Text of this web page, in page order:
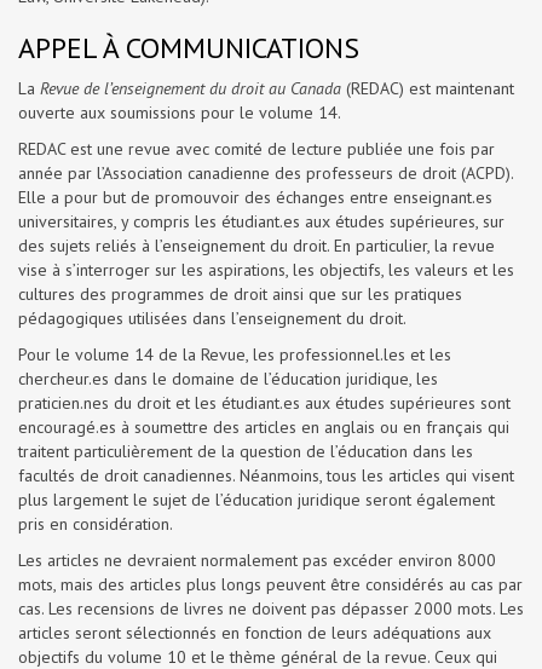
APPEL À COMMUNICATIONS
La Revue de l’enseignement du droit au Canada (REDAC) est maintenant
ouverte aux soumissions pour le volume 14.
REDAC est une revue avec comité de lecture publiée une fois par
année par l’Association canadienne des professeurs de droit (ACPD).
Elle a pour but de promouvoir des échanges entre enseignant.es
universitaires, y compris les étudiant.es aux études supérieures, sur
des sujets reliés à l’enseignement du droit. En particulier, la revue
vise à s’interroger sur les aspirations, les objectifs, les valeurs et les
cultures des programmes de droit ainsi que sur les pratiques
pédagogiques utilisées dans l’enseignement du droit.
Pour le volume 14 de la Revue, les professionnel.les et les
chercheur.es dans le domaine de l’éducation juridique, les
praticien.nes du droit et les étudiant.es aux études supérieures sont
encouragé.es à soumettre des articles en anglais ou en français qui
traitent particulièrement de la question de l’éducation dans les
facultés de droit canadiennes. Néanmoins, tous les articles qui visent
plus largement le sujet de l’éducation juridique seront également
pris en considération.
Les articles ne devraient normalement pas excéder environ 8000
mots, mais des articles plus longs peuvent être considérés au cas par
cas. Les recensions de livres ne doivent pas dépasser 2000 mots. Les
articles seront sélectionnés en fonction de leurs adéquations aux
objectifs du volume 10 et le thème général de la revue. Ceux qui